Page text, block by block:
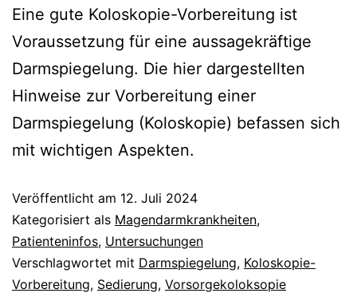
Eine gute Koloskopie-Vorbereitung ist
Voraussetzung für eine aussagekräftige
Darmspiegelung. Die hier dargestellten
Hinweise zur Vorbereitung einer
Darmspiegelung (Koloskopie) befassen sich
mit wichtigen Aspekten.
Veröffentlicht am 12. Juli 2024
Kategorisiert als Magendarmkrankheiten,
Patienteninfos, Untersuchungen
Verschlagwortet mit Darmspiegelung, Koloskopie-
Vorbereitung, Sedierung, Vorsorgekoloksopie